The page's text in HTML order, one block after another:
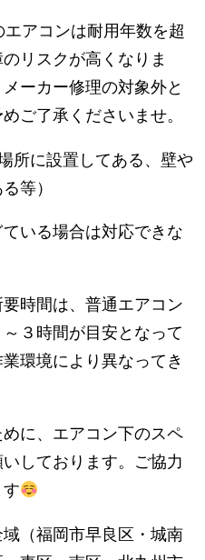
アコンは耐用年数を超
リスクが高くなりま
ーカー修理の対象外と
ご了承くださいませ。
所に設置してある、壁や
等）
いる場合は対応できな
時間は、普通エアコン
３時間が目安となって
環境により異なってき
に、エアコン下のスペ
しております。ご協力
（福岡市早良区・城南